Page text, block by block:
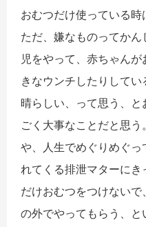
おむつだけ使っている
ただ、嫌なものってか
児をやって、赤ちゃん
きなウンチしたりして
晴らしい、って思う、
ごく大事なことだと思
や、人生でめぐりめぐ
れてくる排泄マターに
だけおむつをつけない
の外でやってもらう、